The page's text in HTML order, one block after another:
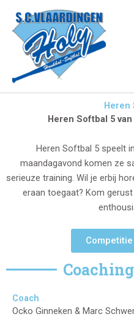
naar
inhoud
Heren
Heren Softbal 5
Heren Softbal 5 speelt
maandagavond komen ze
serieuze training. Wil je erbij
eraan toegaat? Kom
Coach
Ocko Ginneken & Marc